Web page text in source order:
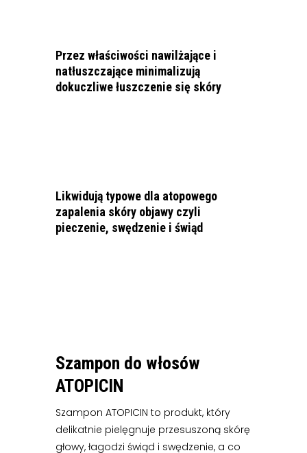
Przez właściwości nawilżające i
natłuszczające minimalizują
dokuczliwe łuszczenie się skóry
Likwidują typowe dla atopowego
zapalenia skóry objawy czyli
pieczenie, swędzenie i świąd
Szampon do włosów
ATOPICIN
Szampon ATOPICIN to produkt, który
delikatnie pielęgnuje przesuszoną skórę
głowy, łagodzi świąd i swędzenie, a co